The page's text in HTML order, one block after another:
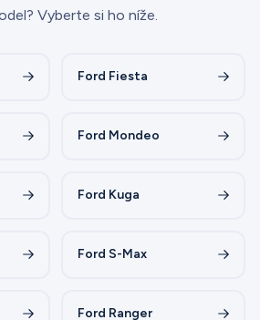
Vyberte si ho níže.
Ford Fiesta
Ford Mondeo
Ford Kuga
Ford S-Max
Ford Ranger